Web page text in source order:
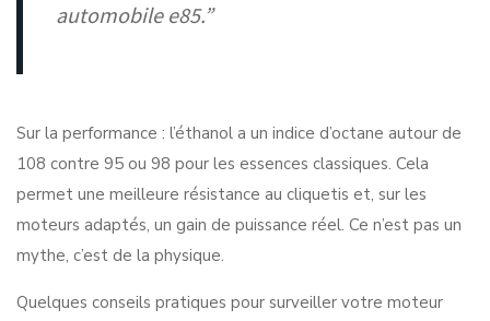
automobile e85.”
Sur la performance : l’éthanol a un indice d’octane autour de
108 contre 95 ou 98 pour les essences classiques. Cela
permet une meilleure résistance au cliquetis et, sur les
moteurs adaptés, un gain de puissance réel. Ce n’est pas un
mythe, c’est de la physique.
Quelques conseils pratiques pour surveiller votre moteur